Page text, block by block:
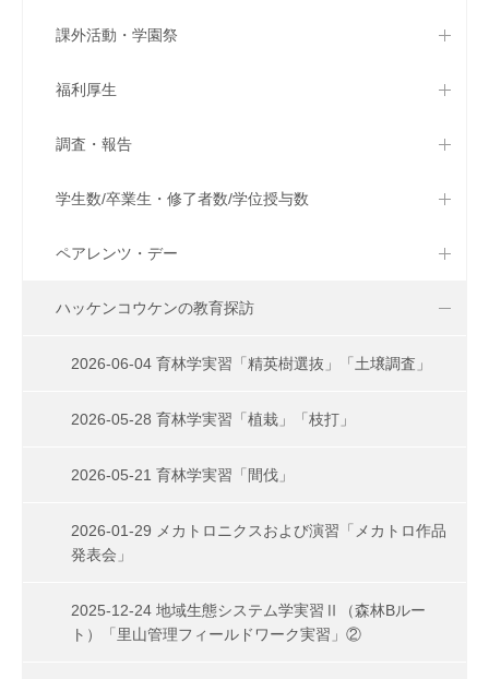
課外活動・学園祭
福利厚生
調査・報告
学生数/卒業生・修了者数/学位授与数
ペアレンツ・デー
ハッケンコウケンの教育探訪
2026-06-04 育林学実習「精英樹選抜」「土壌調査」
2026-05-28 育林学実習「植栽」「枝打」
2026-05-21 育林学実習「間伐」
2026-01-29 メカトロニクスおよび演習「メカトロ作品
発表会」
2025-12-24 地域生態システム学実習Ⅱ（森林Bルー
ト）「里山管理フィールドワーク実習」②